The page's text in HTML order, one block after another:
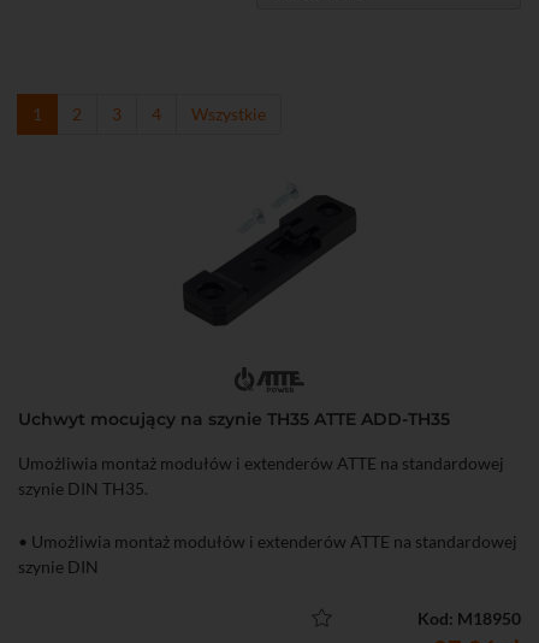
1 2 3 4 Wszystkie
Uchwyt mocujący na szynie TH35 ATTE ADD-TH35
Umożliwia montaż modułów i extenderów ATTE na standardowej
szynie DIN TH35.
• Umożliwia montaż modułów i extenderów ATTE na standardowej
szynie DIN
Kod: M18950